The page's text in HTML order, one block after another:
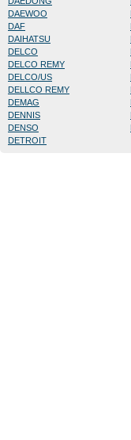
DAEWOO
DAF
DAIHATSU
DELCO
DELCO REMY
DELCO/US
DELLCO REMY
DEMAG
DENNIS
DENSO
DETROIT